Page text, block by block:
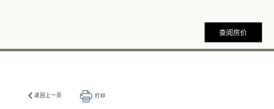
查阅房价
返回上一页 打印